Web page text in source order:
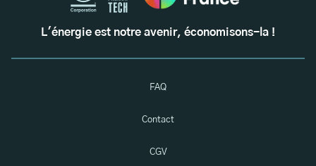
L'énergie est notre avenir, économisons-la !
FAQ
Contact
CGV